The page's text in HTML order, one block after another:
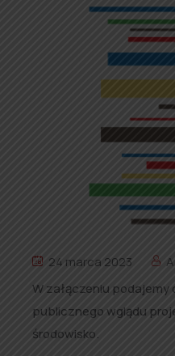
24 marca 2023
W załączeniu podajemy
publicznego wglądu
środowisko.